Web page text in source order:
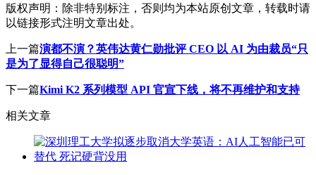
版权声明： 除非特别标注，否则均为本站原创文章，转载时请
以链接形式注明文章出处。
上一篇演都不演？英伟达黄仁勋批评 CEO 以 AI 为由裁员“只
是为了显得自己很聪明”
下一篇Kimi K2 系列模型 API 官宣下线，将不再维护和支持
相关文章